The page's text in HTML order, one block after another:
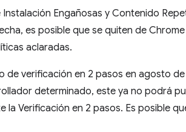
Engañosas y Contenido
es posible que se quiten de
aclaradas.
verificación en 2 pasos en agosto de
determinado, este ya no podrá
la Verificación en 2 pasos. Es posible